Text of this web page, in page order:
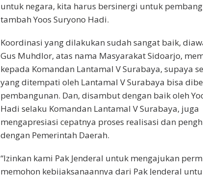
untuk negara, kita harus bersinergi untuk
tambah Yoos Suryono Hadi.
Koordinasi yang dilakukan sudah sangat baik,
Gus Muhdlor, atas nama Masyarakat Sidoarjo,
kepada Komandan Lantamal V Surabaya, supaya
yang ditempati oleh Lantamal V Surabaya bisa
pembangunan. Dan, disambut dengan baik oleh
Hadi selaku Komandan Lantamal V Surabaya, juga
mengapresiasi cepatnya proses realisasi dan
dengan Pemerintah Daerah.
“Izinkan kami Pak Jenderal untuk mengajukan
memohon kebijaksanaannya dari Pak Jenderal